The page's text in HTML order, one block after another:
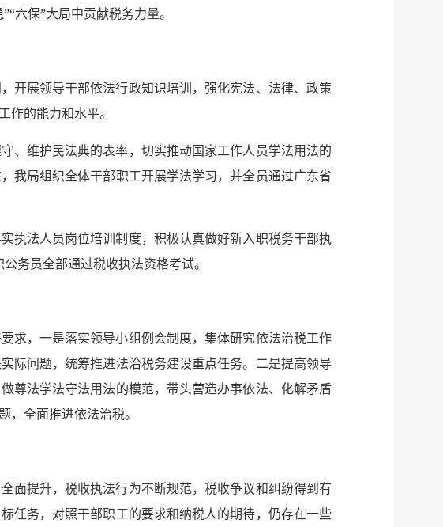
六保”大局中贡献税务力量。
开展领导干部依法行政知识培训，强化宪法、法律、政策
作的能力和水平。
、维护民法典的表率，切实推动国家工作人员学法用法的
我局组织全体干部职工开展学法学习，并全员通过广东省
执法人员岗位培训制度，积极认真做好新入职税务干部执
务员全部通过税收执法资格考试。
求，一是落实领导小组例会制度，集体研究依法治税工作
际问题，统筹推进法治税务建设重点任务。二是提高领导
尊法学法守法用法的模范，带头营造办事依法、化解矛盾
题，全面推进依法治税。
面提升，税收执法行为不断规范，税收争议和纠纷得到有
任务，对照干部职工的要求和纳税人的期待，仍存在一些